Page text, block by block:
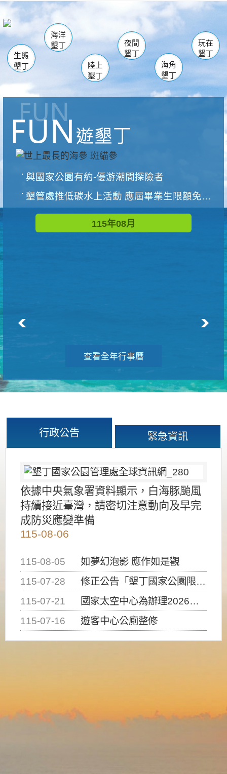
南仁湖
海生館
恆春 佳樂水
龍鑾潭自然中心 森林遊樂區
瓊麻館
關山 墾管處遊客中心
社頂公園 風吹沙
船帆石
白砂 龍磐公園
香蕉灣
砂島
鵝鑾鼻
生態
墾丁
海洋
墾丁
陸上
墾丁
夜間
墾丁
海角
墾丁
玩在
墾丁
與國家公園有約-優游潮間探險者
墾管處推低碳水上活動 應屆畢業生限額免費參加
115年08月
查看全年行事曆
行政公告 緊急資訊
依據中央氣象署資料顯示，白海豚颱風
持續接近臺灣，請密切注意動向及早完
成防災應變準備
115-08-06
115-08-05
如夢幻泡影 應作如是觀
115-07-28
修正公告「墾丁國家公園限制水域遊憩活動之種類、範圍、時間及行為」，自即日生效。
115-07-21
國家太空中心為辦理2026台灣盃火箭競賽，陸、海、空域警戒及協調相關事宜，因颱風備案事宜
115-07-16
遊客中心公廁整修